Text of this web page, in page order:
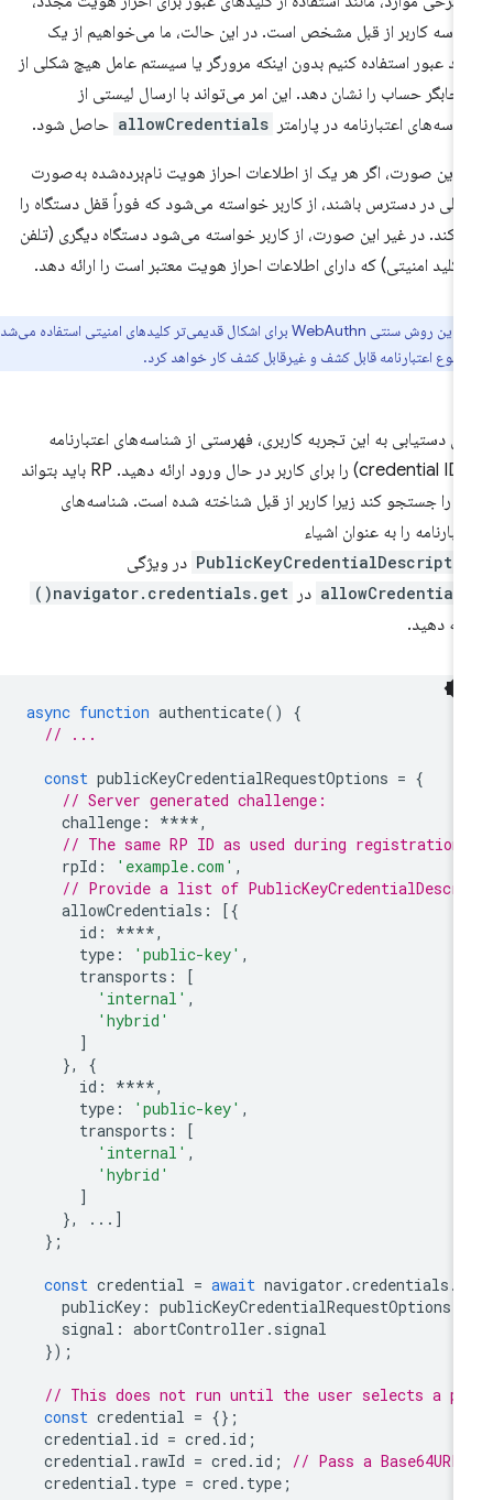
کاربر از قبل مشخص است. در این حالت، ما می‌خواهیم از یک
عبور استفاده کنیم بدون اینکه مرورگر یا سیستم عامل هیچ شکلی از
حساب را نشان دهد. این امر می‌تواند با ارسال لیستی از
اعتبارنامه در پارامتر allowCredentials حاصل شود.
این صورت، اگر هر یک از اطلاعات احراز هویت نام‌برده‌شده به‌صورت
در دسترس باشند، از کاربر خواسته می‌شود که فوراً قفل دستگاه را
کند. در غیر این صورت، از کاربر خواسته می‌شود دستگاه دیگری (تلفن
کلید امنیتی) که دارای اطلاعات احراز هویت معتبر است را ارائه دهد.
این روش سنتی WebAuthn برای اشکال قدیمی‌تر کلیدهای امنیتی استفاده می‌شد و
نوع اعتبارنامه قابل کشف و غیرقابل کشف کار خواهد کرد.
دستیابی به این تجربه کاربری، فهرستی از شناسه‌های اعتبارنامه
(credential IDs) را برای کاربر در حال ورود ارائه دهید. RP باید بتواند
را جستجو کند زیرا کاربر از قبل شناخته شده است. شناسه‌های
را به عنوان اشیاء
در ویژگی
در navigator.credentials.get()
دهید.
async function authenticate ()
// ...
const publicKeyCredentialRequestOptions
// Server generated challenge:
challenge: ****
// The same RP ID as used during
rpId : 'example.com'
// Provide a list of
allowCredentials:
id: ****
type : 'public-key'
transports
'internal'
'hybrid'
},
id: ****
type : 'public-key'
transports
'internal'
'hybrid'
},
...]
const credential = await navigator.credentials
publicKey: publicKeyCredentialRequestOptions
signal: abortController.signal
// This does not run until the user selects a
const credential =
credential id = cred .
credential.rawId = cred . id; // Pass a
credential.type = cred.type